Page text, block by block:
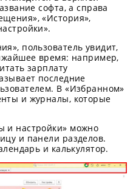
софта, а справа
«История»,
пользователь увидит,
время: например,
зарплату
последние
В «Избранном»
и журналы, которые
и настройки» можно
и панели разделов.
и калькулятор.